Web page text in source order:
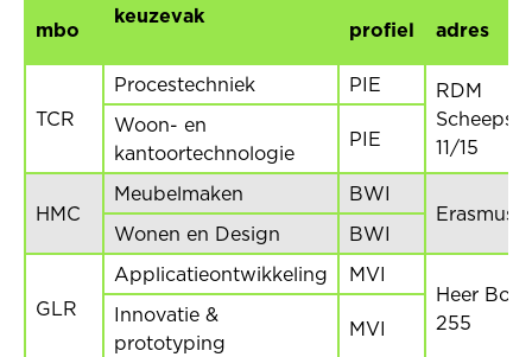
mbo
keuzevak
profiel adres
TCR
Procestechniek PIE
RDM
11/15
Woon- en
kantoortechnologie
PIE
HMC
Meubelmaken BWI
Wonen en Design BWI
GLR
Applicatieontwikkeling MVI
Heer
255
Innovatie &
prototyping
MVI